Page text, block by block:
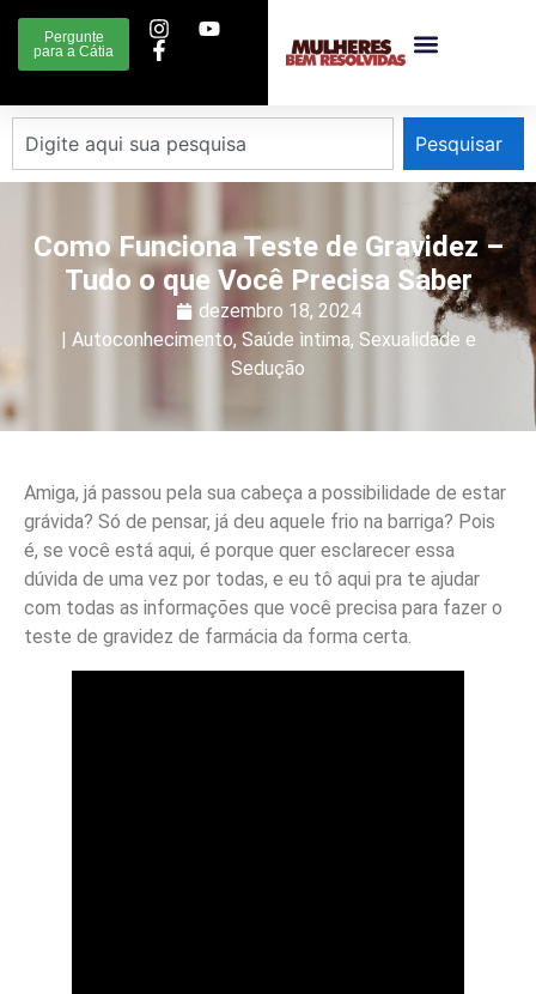
Pergunte
para a Cátia
Pesquisar
Como Funciona Teste de Gravidez –
Tudo o que Você Precisa Saber
dezembro 18, 2024
| Autoconhecimento, Saúde ìntima, Sexualidade e
Sedução
Amiga, já passou pela sua cabeça a possibilidade de estar
grávida? Só de pensar, já deu aquele frio na barriga? Pois
é, se você está aqui, é porque quer esclarecer essa
dúvida de uma vez por todas, e eu tô aqui pra te ajudar
com todas as informações que você precisa para fazer o
teste de gravidez de farmácia da forma certa.